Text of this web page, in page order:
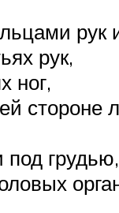
рук
рук,
ног,
стороне
под